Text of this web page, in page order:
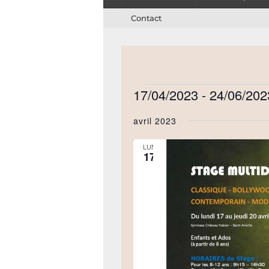
Menu
secondaire
Contact
Évènements
17/04/2023 - 24/06/
une
date.
avril 2023
LUN
17